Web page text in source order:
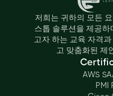
저희는 귀하의 모든
스톱 솔루션을 제공하
고자 하는 교육 자격
고 맞춤화된 제
AWS
PMI